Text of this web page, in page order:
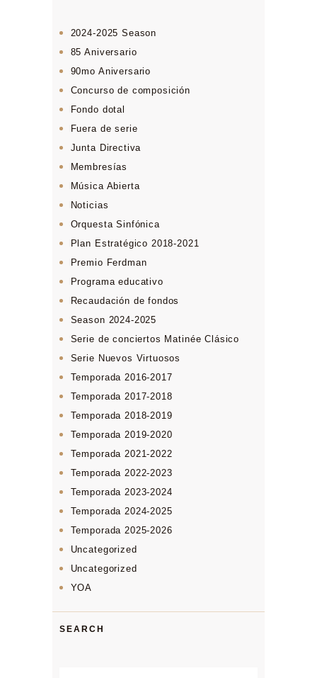
2024-2025 Season
85 Aniversario
90mo Aniversario
Concurso de composición
Fondo dotal
Fuera de serie
Junta Directiva
Membresías
Música Abierta
Noticias
Orquesta Sinfónica
Plan Estratégico 2018-2021
Premio Ferdman
Programa educativo
Recaudación de fondos
Season 2024-2025
Serie de conciertos Matinée Clásico
Serie Nuevos Virtuosos
Temporada 2016-2017
Temporada 2017-2018
Temporada 2018-2019
Temporada 2019-2020
Temporada 2021-2022
Temporada 2022-2023
Temporada 2023-2024
Temporada 2024-2025
Temporada 2025-2026
Uncategorized
Uncategorized
YOA
SEARCH